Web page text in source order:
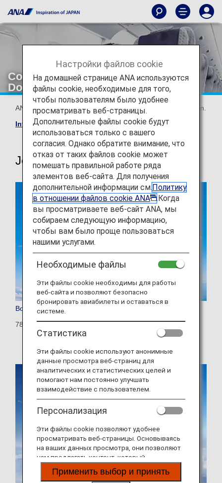
Configuration/Seatmap [Japan
Domestic Flights]
ANA's aircrafts and seat maps are available by configuration.
International flight seat map
Jet-engine aircrafts
Boeing 787-10
781: 429 seats (28 seats)
Настройки файлов cookie
На домашней странице ANA используются
файлы cookie, необходимые для того,
чтобы пользователям было удобнее
просматривать веб-страницы.
Дополнительные файлы cookie будут
использоваться только с вашего
согласия. Однако обратите внимание, что
отказ от таких файлов cookie может
помешать правильной работе ряда
элементов веб-сайта. Для получения
дополнительной информации см.Политику
в отношении файлов cookie ANA
.Когда
вы просматриваете веб-сайт ANA, мы
собираем следующую информацию,
чтобы вам было проще пользоваться
нашими услугами.
Необходимые файлы
Эти файлы cookie необходимы для работы
веб-сайта и позволяют безопасно
бронировать авиабилеты и оставаться в
системе.
Статистика
Эти файлы cookie используют анонимные
данные просмотра веб-страниц для
аналитических и статистических целей и
помогают нам постоянно улучшать
взаимодействие с пользователем.
Персонализация
Эти файлы cookie позволяют удобнее
просматривать веб-страницы. Основываясь
на ваших данных просмотра, они позволяют
нам предлагать контент, который
соответствует вашим личным интересам, в
виде веб-сайтов, электронной почты,
Применить выбор и принять